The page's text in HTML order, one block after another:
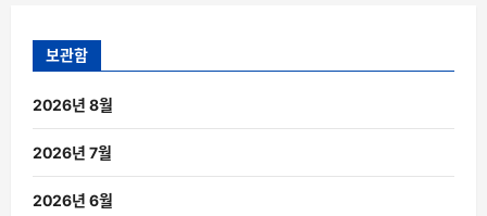
보관함
2026년 8월
2026년 7월
2026년 6월